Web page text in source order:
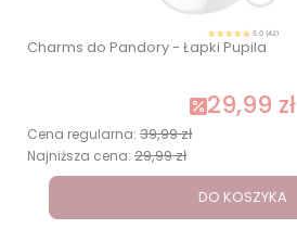
5.0 (42)
Charms do Pandory - Łapki Pupila
29,99 zł
Cena regularna: 39,99 zł
Najniższa cena: 29,99 zł
DO KOSZYKA